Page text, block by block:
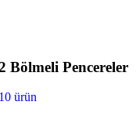
Bölmeli Pencereler
ürün